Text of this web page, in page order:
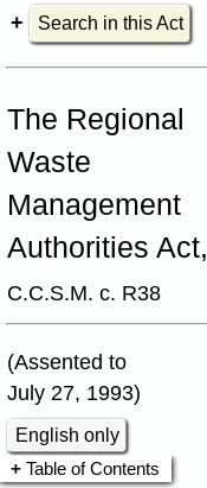
Search in this Act
The Regional
Waste
Management
Authorities Act,
C.C.S.M. c. R38
(Assented to
July 27, 1993)
English only
Table of Contents